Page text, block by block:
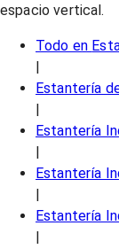
espacio vertical.
Todo en
Estantería
Estantería
Estantería
Estantería